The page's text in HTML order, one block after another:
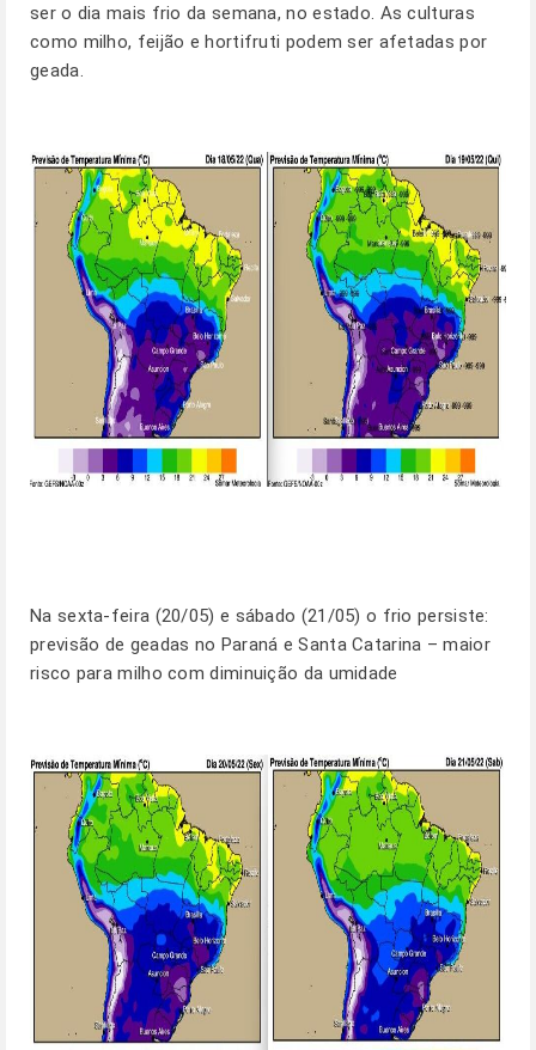
ser o dia mais frio da semana, no estado. As culturas
como milho, feijão e hortifruti podem ser afetadas por
geada.
Na sexta-feira (20/05) e sábado (21/05) o frio persiste:
previsão de geadas no Paraná e Santa Catarina – maior
risco para milho com diminuição da umidade